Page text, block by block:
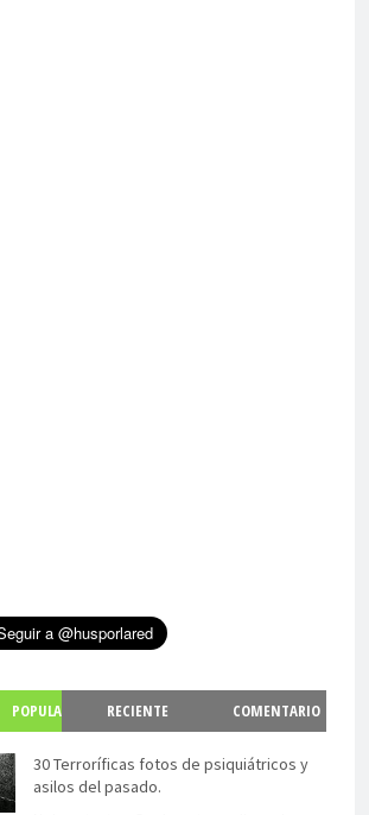
POPULA RECIENTE
COMENTARIO
S
30 Terroríficas fotos de psiquiátricos y
asilos del pasado.